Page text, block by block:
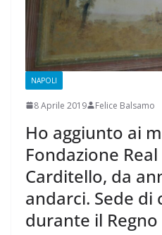
NAPOLI
8 Aprile 2019 Felice Balsamo
Ho aggiunto ai
Fondazione
Carditello, da
andarci. Sede di
durante il